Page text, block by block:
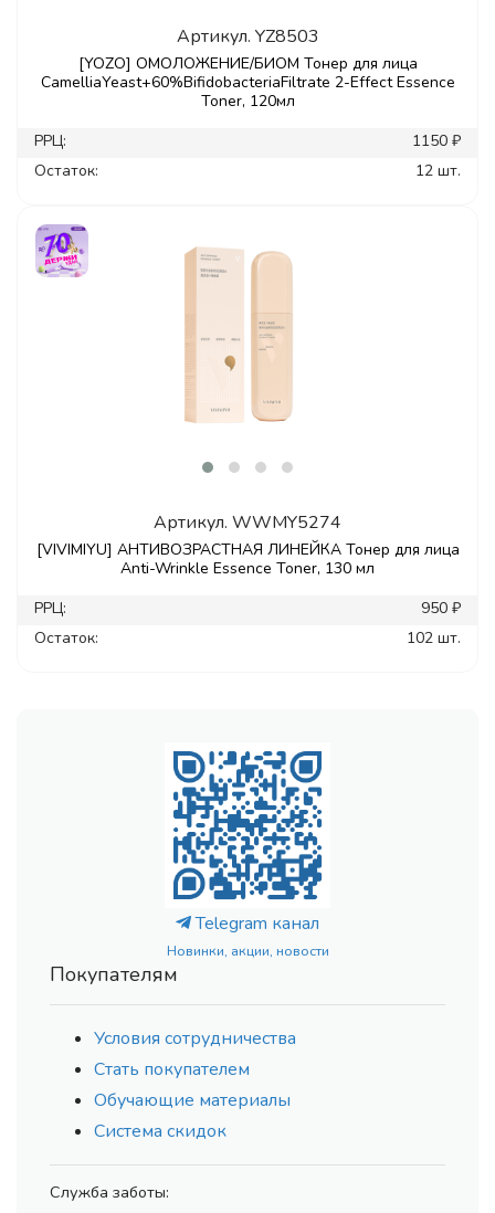
Артикул. YZ8503
[YOZO] ОМОЛОЖЕНИЕ/БИОМ Тонер для лица
CamelliaYeast+60%BifidobacteriaFiltrate 2-Effect Essence
Toner, 120мл
РРЦ:
1150 ₽
Остаток:
12 шт.
Артикул. WWMY5274
[VIVIMIYU] АНТИВОЗРАСТНАЯ ЛИНЕЙКА Тонер для лица
Anti-Wrinkle Essence Toner, 130 мл
РРЦ:
950 ₽
Остаток:
102 шт.
Telegram канал
Новинки, акции, новости
Покупателям
Условия сотрудничества
Стать покупателем
Обучающие материалы
Система скидок
Служба заботы: